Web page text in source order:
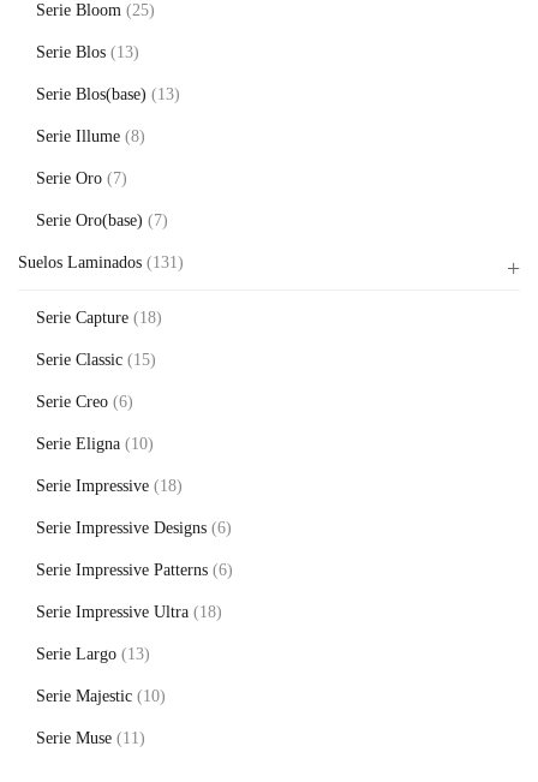
Serie Bloom (25)
Serie Blos (13)
Serie Blos(base) (13)
Serie Illume (8)
Serie Oro (7)
Serie Oro(base) (7)
Suelos Laminados (131)
Serie Capture (18)
Serie Classic (15)
Serie Creo (6)
Serie Eligna (10)
Serie Impressive (18)
Serie Impressive Designs (6)
Serie Impressive Patterns (6)
Serie Impressive Ultra (18)
Serie Largo (13)
Serie Majestic (10)
Serie Muse (11)